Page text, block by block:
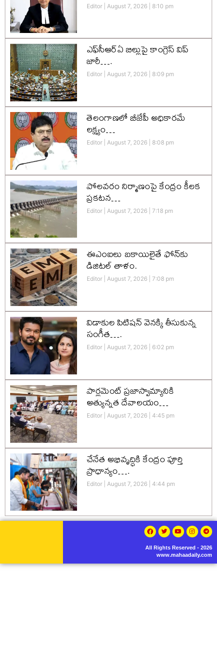
Editor August 7, 2026 8:10 pm
ఎఫ్‌సీఆర్‌ఏ బిల్లుపై కాంగ్రెస్ విప్
జారీ….
Editor August 7, 2026 8:09 pm
తెలంగాణలో బీజేపీ అధికారమే
లక్ష్యం…
Editor August 7, 2026 8:08 pm
పోలవరం నిర్మాణంపై కేంద్రం కీలక
ప్రకటన…
Editor August 7, 2026 7:18 pm
ఈఎంఐలు బకాయిలైతే ఫోన్‌కు
డిజిటల్ తాళం.
Editor August 7, 2026 7:08 pm
విడాకుల పిటిషన్ వెనక్కి తీసుకున్న
సంగీత….
Editor August 7, 2026 6:02 pm
పార్లమెంట్ ప్రజాస్వామ్యానికి
అత్యున్నత దేవాలయం…
Editor August 7, 2026 4:45 pm
చేనేత అభివృద్ధికి కేంద్రం పూర్తి
ప్రాధాన్యం….
Editor August 7, 2026 4:44 pm
All Rights Reserved - 2026
www.mahaadaily.com